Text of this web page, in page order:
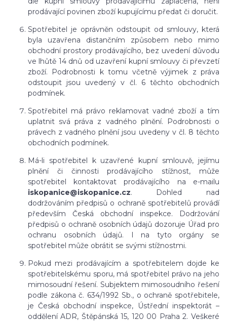
prodávající povinen zboží kupujícímu předat či doručit.
Spotřebitel je oprávněn odstoupit od smlouvy, která
byla uzavřena distančním způsobem nebo mimo
obchodní prostory prodávajícího, bez uvedení důvodu
ve lhůtě 14 dnů od uzavření kupní smlouvy či převzetí
zboží. Podrobnosti k tomu včetně výjimek z práva
odstoupit jsou uvedený v čl. 6 těchto obchodních
podmínek.
Spotřebitel má právo reklamovat vadné zboží a tím
uplatnit svá práva z vadného plnění. Podrobnosti o
právech z vadného plnění jsou uvedeny v čl. 8 těchto
obchodních podmínek.
Má-li spotřebitel k uzavřené kupní smlouvě, jejímu
plnění či činnosti prodávajícího stížnost, může
spotřebitel kontaktovat prodávajícího na e-mailu
iskopanice@iskopanice.cz. Dohled nad
dodržováním předpisů o ochraně spotřebitelů provádí
především Česká obchodní inspekce. Dodržování
předpisů o ochraně osobních údajů dozoruje Úřad pro
ochranu osobních údajů. I na tyto orgány se
spotřebitel může obrátit se svými stížnostmi.
Pokud mezi prodávajícím a spotřebitelem dojde ke
spotřebitelskému sporu, má spotřebitel právo na jeho
mimosoudní řešení. Subjektem mimosoudního řešení
podle zákona č. 634/1992 Sb., o ochraně spotřebitele,
je Česká obchodní inspekce, Ústřední inspektorát –
oddělení ADR, Štěpánská 15, 120 00 Praha 2. Veškeré